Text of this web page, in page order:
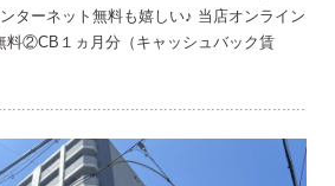
ターネット無料も嬉しい♪ 当店オンライン
②CB１ヵ月分（キャッシュバック賃